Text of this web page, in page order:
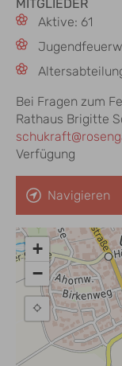
MITGLIEDER
Aktive: 61
Bei Fragen zum
Rathaus Brigitte
Verfügung
Navigieren